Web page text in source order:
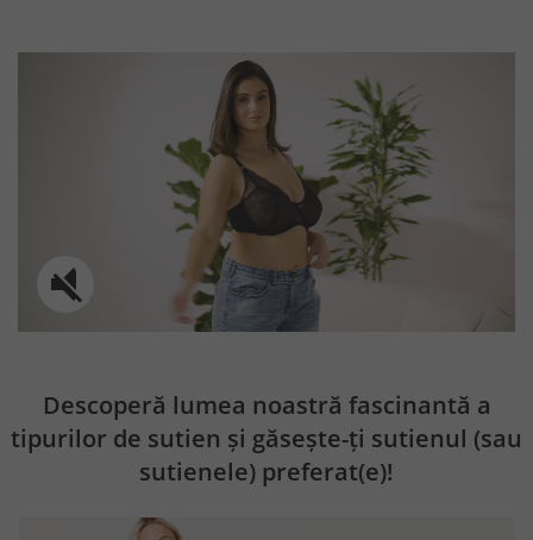
Descoperă lumea noastră fascinantă a
tipurilor de sutien și găsește-ți sutienul (sau
sutienele) preferat(e)!